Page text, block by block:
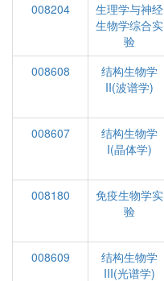
008204
生理学与神经
生物学综合实
验
008608
结构生物学
II(波谱学)
008607
结构生物学
I(晶体学)
008180
免疫生物学实
验
008609
结构生物学
III(光谱学)